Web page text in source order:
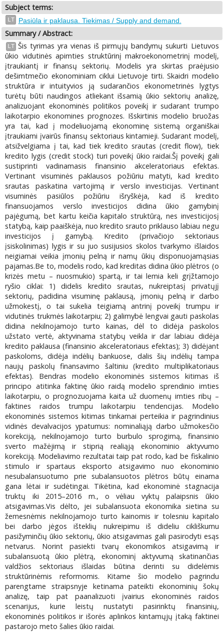
Subject terms:
LT Pasiūla ir paklausa. Tiekimas / Supply and demand.
Summary / Abstract:
LT Šis tyrimas yra vienas iš pirmųjų bandymų sukurti Lietuvos
ūkio vidutinės apimties struktūrinį makroekonometrinį modelį,
įtraukiantį ir finansų sektorių. Modelis yra skirtas praėjusio
dešimtmečio ekonominiam ciklui Lietuvoje tirti. Skaidri modelio
struktūra ir intuityvios ją sudarančios ekonometrinės lygtys
turėtų būti naudingos atliekant išsamią ūkio sektorių analizę,
analizuojant ekonominės politikos poveikį ir sudarant trumpo
laikotarpio ekonomines prognozes. Išskirtinis modelio bruožas
yra tai, kad į modeliuojamą ekonominę sistemą organiškai
įtraukiami įvairūs finansų sektoriaus kintamieji. Sudarant modelį,
atsižvelgiama į tai, kad tiek kredito srautas (credit flow), tiek
kredito lygis (credit stock) turi poveikį ūkio raidai.Šį poveikį gali
sustiprinti vadinamasis finansinio akceleratoriaus efektas.
Vertinant visuminės paklausos požiūriu matyti, kad kredito
srautas paskatina vartojimą ir verslo investicijas. Vertinant
visuminės pasiūlos požiūriu išryškėja, kad iš kredito
finansuojamos verslo investicijos didina ūkio gamybinį
pajėgumą, bet kartu keičia kapitalo struktūrą, nes investicijosį
statybą, kaip paaiškėja, nuo kredito srauto priklauso labiau negu
investicijos į gamybą. Kredito (privačiojo sektoriaus
įsiskolinimas) lygis ir su juo susijusios skolos tvarkymo išlaidos
neigiamai veikia įmonių pelną ir namų ūkių disponuojamąsias
pajamas.Be to, modelis rodo, kad kreditas didina ūkio plėtros (o
krizės metu – nuosmukio) spartą, ir tai lemia keli grįžtamojo
ryšio ciklai: 1) didelis kredito srautas, nukreiptasį privatųjį
sektorių, padidina visuminę paklausą, įmonių pelną ir darbo
užmokestį, o tai sukelia teigiamą antrinį poveikį trumpu ir
vidutinės trukmės laikotarpiu; 2) galimybė lengvai gauti paskolas
didina nekilnojamojo turto kainas, dėl to didėja paskolos
užstato vertė, aktyvinama statybų veikla ir dar labiau didėja
kredito paklausa (finansinio akceleratoriaus efektas); 3) didėjant
paskoloms, didėja indėlių bankuose, dalis šių indėlių tampa
naujų paskolų finansavimo šaltiniu (kredito multiplikatoriaus
efektas). Bendras modelio ekonominės sistemos kitimas iš
principo atitinka faktinę ūkio raidą modelio sprendinio imties
laikotarpiu, o prognozuojama kaita už duomenų imties ribų –
faktines raidos trumpu laikotarpiu tendencijas. Modelio
ekonominės sistemos kitimas tinkamai perteikia ir pagrindinius
vidinės devalvacijos ypatumus: nominaliąją darbo užmokesčio
korekciją, nekilnojamojo turto burbulo sprogimą, finansinio
sverto mažėjimą ir stiprią realiąją ekonominio aktyvumo
korekciją. Modeliavimo rezultatai taip pat rodo, kad be fiskalinio
stimulo ir spartaus eksporto atsigavimo nuo ekonominio
nesubalansuotumo prie subalansuotos plėtros būtų einama
gana lėtai ir sudėtingai. Tikėtina, kad ekonominė stagnacija
truktų iki 2015–2016 m., o vėliau vyktų palaipsnis ūkio
atsigavimas.Vis dėlto, jei subalansuota ekonomika sietina su
žemesnėmis nekilnojamojo turto kainomis ir tolesniu kapitalo
bei darbo jėgos išteklių nukreipimu iš dideliu cikliškumu
pasižyminčių ūkio sektorių, ūkio atsigavimas gali pasirodyti esąs
netvarus. Norint pasiekti tvarų ekonomikos atsigavimą ir
subalansuotą ūkio plėtrą, ekonominį aktyvumą skatinančias
valdžios sektoriaus išlaidas būtina derinti su didelėmis
struktūrinėmis reformomis. Kitame šio modelio pagrindu
parengtame straipsnyje ketinama pateikti ekonominių šokų
analizę, taip pat paanalizuoti įvairius ekonominės raidos
scenarijus, kurie leistų nustatyti pasirinktų finansinių,
ekonominės politikos ir išorės aplinkos kintamųjų įtaką faktinei
pastarojo meto šalies ūkio raidai.